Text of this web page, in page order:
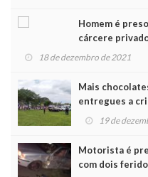
Homem é
cárcere
18 de dezembro de 2021
Mais
entregues a
19 de
Motorista é
com dois